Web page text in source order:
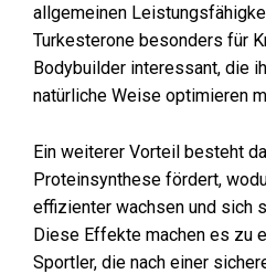
allgemeinen
Turkesterone besonders für
Bodybuilder interessant, die
natürliche Weise optimieren
Ein weiterer Vorteil besteht
Proteinsynthese fördert,
effizienter wachsen und sich
Diese Effekte machen es zu
Sportler, die nach einer